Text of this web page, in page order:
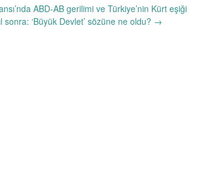
ABD-AB gerilimi ve Türkiye’nin Kürt eşiği
sonra: ‘Büyük Devlet’ sözüne ne oldu? →